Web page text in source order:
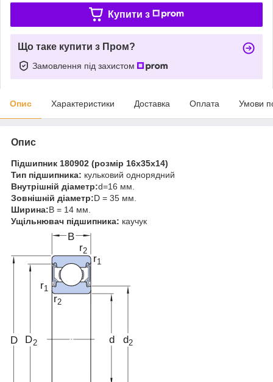
Купити з
Що таке купити з Пром?
Замовлення під захистом
Опис Характеристики Доставка Оплата Умови
Опис
Підшипник 180902 (розмір 16x35x14)
Тип підшипника: кульковий однорядний
Внутрішній діаметр:d=16 мм.
Зовнішній діаметр:D = 35 мм.
Ширина:B = 14 мм.
Ущільнювач підшипника: каучук